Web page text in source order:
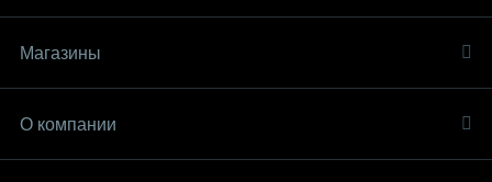
Магазины
О компании